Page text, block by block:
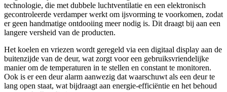
technologie, die met dubbele luchtventilatie en een elektronisch
gecontroleerde verdamper werkt om ijsvorming te voorkomen, zodat
er geen handmatige ontdooiing meer nodig is. Dit draagt bij aan een
langere versheid van de producten.
Het koelen en vriezen wordt geregeld via een digitaal display aan de
buitenzijde van de deur, wat zorgt voor een gebruiksvriendelijke
manier om de temperaturen in te stellen en constant te monitoren.
Ook is er een deur alarm aanwezig dat waarschuwt als een deur te
lang open staat, wat bijdraagt aan energie-efficiëntie en het behoud